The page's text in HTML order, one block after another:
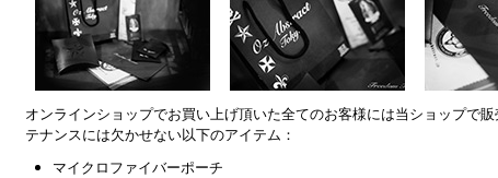
オンラインショップでお買い上げ頂いた全てのお客様には当ショップで
テナンスには欠かせない以下のアイテム：
マイクロファイバーポーチ